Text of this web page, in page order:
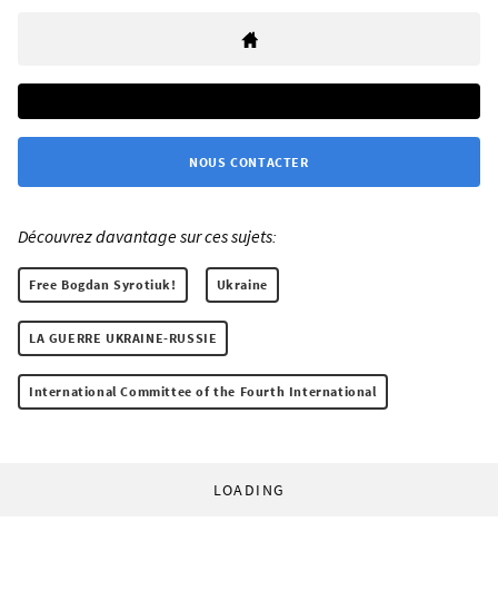
NOUS CONTACTER
Découvrez davantage sur ces sujets:
Free Bogdan Syrotiuk! Ukraine
LA GUERRE UKRAINE-RUSSIE
International Committee of the Fourth International
LOADING